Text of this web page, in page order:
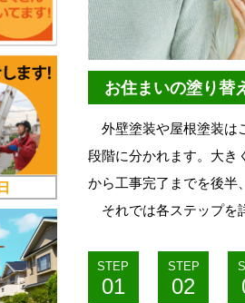
お住まいの塗り替
外壁塗装や屋根塗装は
段階に分かれます。大き
から工事完了までを後半
それでは各ステップを
STEP
01
STEP
02